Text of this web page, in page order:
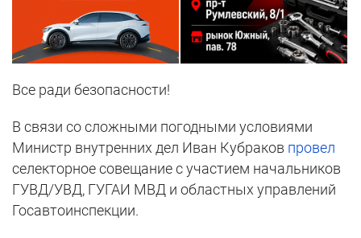
Все ради безопасности!
В связи со сложными погодными условиями
Министр внутренних дел Иван Кубраков провел
селекторное совещание с участием начальников
ГУВД/УВД, ГУГАИ МВД и областных управлений
Госавтоинспекции.